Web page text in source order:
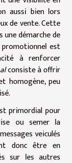
aussi bien lors
de vente. Cette
démarche de
est
à renforcer
consiste à offrir
homogène, peu
primordial pour
ou semer la
veiculés
donc être en
sur les autres